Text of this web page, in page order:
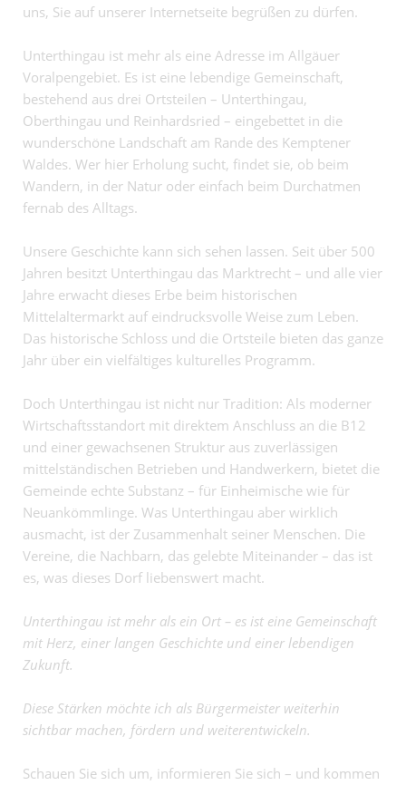
uns, Sie auf unserer Internetseite begrüßen zu dürfen.
Unterthingau ist mehr als eine Adresse im Allgäuer
Voralpengebiet. Es ist eine lebendige Gemeinschaft,
bestehend aus drei Ortsteilen – Unterthingau,
Oberthingau und Reinhardsried – eingebettet in die
wunderschöne Landschaft am Rande des Kemptener
Waldes. Wer hier Erholung sucht, findet sie, ob beim
Wandern, in der Natur oder einfach beim Durchatmen
fernab des Alltags.
Unsere Geschichte kann sich sehen lassen. Seit über 500
Jahren besitzt Unterthingau das Marktrecht – und alle vier
Jahre erwacht dieses Erbe beim historischen
Mittelaltermarkt auf eindrucksvolle Weise zum Leben.
Das historische Schloss und die Ortsteile bieten das ganze
Jahr über ein vielfältiges kulturelles Programm.
Doch Unterthingau ist nicht nur Tradition: Als moderner
Wirtschaftsstandort mit direktem Anschluss an die B12
und einer gewachsenen Struktur aus zuverlässigen
mittelständischen Betrieben und Handwerkern, bietet die
Gemeinde echte Substanz – für Einheimische wie für
Neuankömmlinge. Was Unterthingau aber wirklich
ausmacht, ist der Zusammenhalt seiner Menschen. Die
Vereine, die Nachbarn, das gelebte Miteinander – das ist
es, was dieses Dorf liebenswert macht.
Unterthingau ist mehr als ein Ort – es ist eine Gemeinschaft
mit Herz, einer langen Geschichte und einer lebendigen
Zukunft.
Diese Stärken möchte ich als Bürgermeister weiterhin
sichtbar machen, fördern und weiterentwickeln.
Schauen Sie sich um, informieren Sie sich – und kommen